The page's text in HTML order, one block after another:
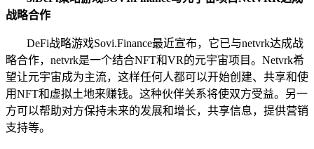
战略合作
DeFi战略游戏Sovi.Finance最近宣布，它已与netvrk达成战
略合作，netvrk是一个结合NFT和VR的元宇宙项目。Netvrk希
望让元宇宙成为主流，这样任何人都可以开始创建、共享和使
用NFT和虚拟土地来赚钱。这种伙伴关系将使双方受益。另一
方可以帮助对方保持未来的发展和增长，共享信息，提供营销
支持等。